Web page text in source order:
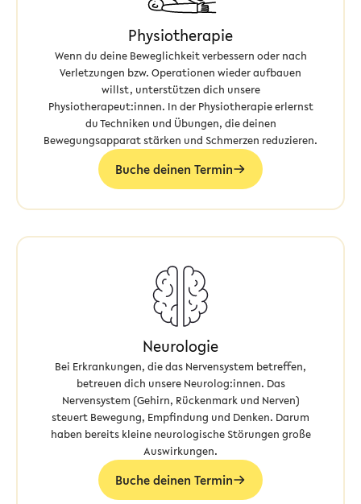
Physiotherapie
Wenn du deine Beweglichkeit verbessern oder nach
Verletzungen bzw. Operationen wieder aufbauen
willst, unterstützen dich unsere
Physiotherapeut:innen. In der Physiotherapie erlernst
du Techniken und Übungen, die deinen
Bewegungsapparat stärken und Schmerzen reduzieren.
Buche deinen Termin
Neurologie
Bei Erkrankungen, die das Nervensystem betreffen,
betreuen dich unsere Neurolog:innen. Das
Nervensystem (Gehirn, Rückenmark und Nerven)
steuert Bewegung, Empfindung und Denken. Darum
haben bereits kleine neurologische Störungen große
Auswirkungen.
Buche deinen Termin